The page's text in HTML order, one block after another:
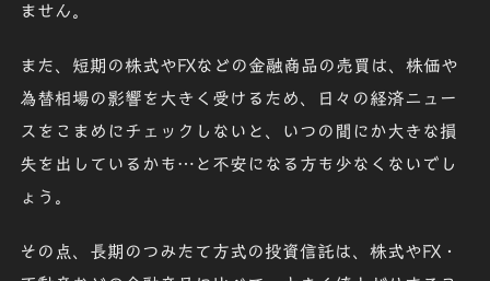
ません 。
また、短期の株式やFXなどの金融商品の売買は、株価や
為替相場の影響を大きく受けるため、日々の経済ニュー
スをこまめにチェックしないと、いつの間にか大きな損
失を出しているかも…と不安になる方も少なくないでし
ょう。
その点、長期のつみたて方式の投資信託は、株式やFX・